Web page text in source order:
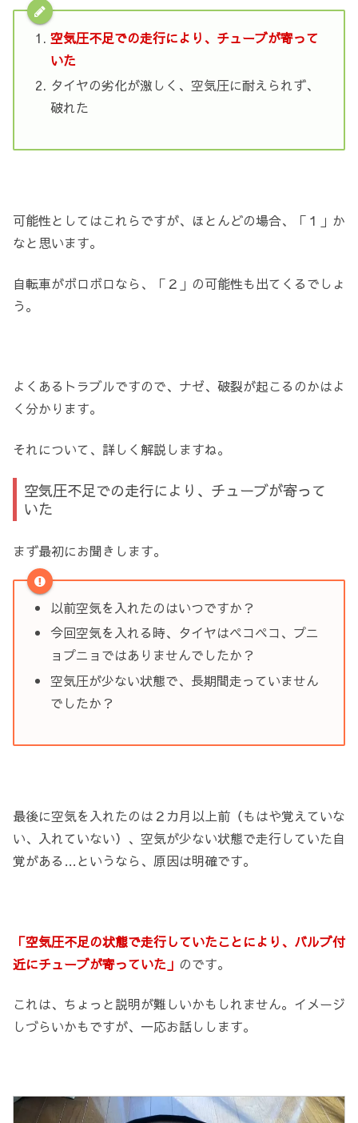
空気圧不足での走行により、チューブが寄って
いた
タイヤの劣化が激しく、空気圧に耐えられず、
破れた
可能性としてはこれらですが、ほとんどの場合、「１」か
なと思います。
自転車がボロボロなら、「２」の可能性も出てくるでしょ
う。
よくあるトラブルですので、ナゼ、破裂が起こるのかはよ
く分かります。
それについて、詳しく解説しますね。
空気圧不足での走行により、チューブが寄って
いた
まず最初にお聞きします。
以前空気を入れたのはいつですか？
今回空気を入れる時、タイヤはペコペコ、プニ
ョプニョではありませんでしたか？
空気圧が少ない状態で、長期間走っていません
でしたか？
最後に空気を入れたのは２カ月以上前（もはや覚えていな
い、入れていない）、空気が少ない状態で走行していた自
覚がある…というなら、原因は明確です。
「空気圧不足の状態で走行していたことにより、バルブ付
近にチューブが寄っていた」 のです。
これは、ちょっと説明が難しいかもしれません。イメージ
しづらいかもですが、一応お話しします。